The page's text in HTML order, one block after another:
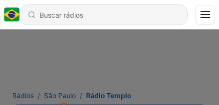
Rádios São Paulo Rádio Templo